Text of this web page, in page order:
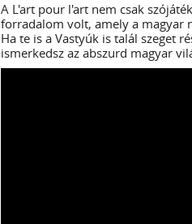
A L'art pour l'art nem csak
forradalom volt, amely a magyar
Ha te is a Vastyúk is talál szeget
ismerkedsz az abszurd magyar